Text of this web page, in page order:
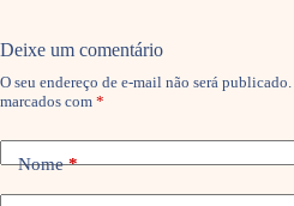
Deixe um comentário
O seu endereço de e-mail não será publicado.
marcados com *
Nome*